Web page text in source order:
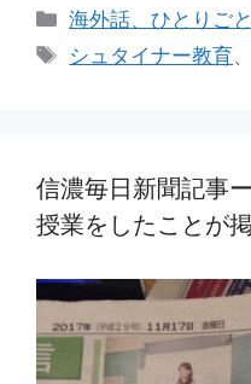
カ
テ
海外話、ひとりごと
タ
シュタイナー教育、
信濃毎日新聞記事
授業をしたことが